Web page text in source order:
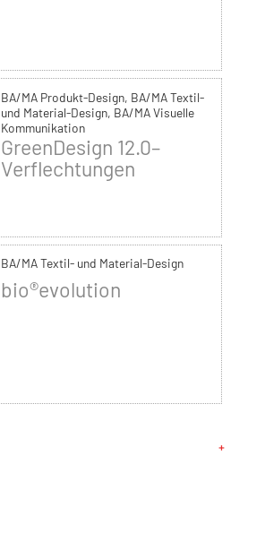
BA/MA Produkt-Design, BA/MA Textil-
und Material-Design, BA/MA Visuelle
Kommunikation
GreenDesign 12.0–
Verflechtungen
BA/MA Textil- und Material-Design
bio®evolution